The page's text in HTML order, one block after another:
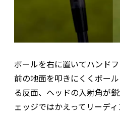
ボールを右に置いてハンド
前の地面を叩きにくくボー
る反面、ヘッドの入射角が
ェッジではかえってリーデ